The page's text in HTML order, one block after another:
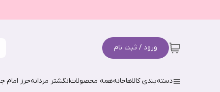
ورود / ثبت نام
دسته‌بندی کالاهاخانههمه محصولاتانگشتر مردانهحرز امام